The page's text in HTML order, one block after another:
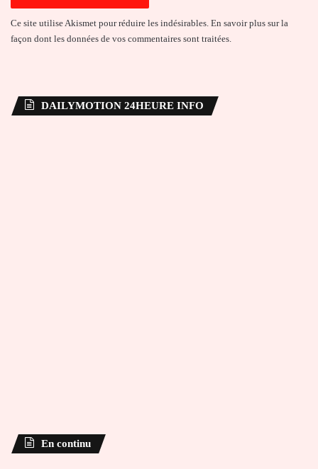
Ce site utilise Akismet pour réduire les indésirables. En savoir plus sur la
façon dont les données de vos commentaires sont traitées.
DAILYMOTION 24HEURE INFO
En continu